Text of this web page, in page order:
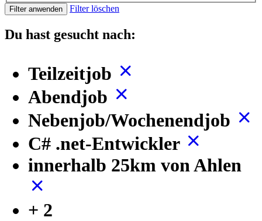
Filter anwenden Filter löschen
Du hast gesucht nach:
Teilzeitjob
Abendjob
Nebenjob/Wochenendjob
C# .net-Entwickler
innerhalb 25km von Ahlen
+ 2